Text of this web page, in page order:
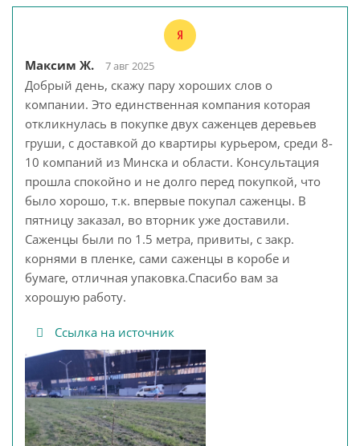
Максим Ж. 7 авг 2025
Добрый день, скажу пару хороших слов о
компании. Это единственная компания которая
откликнулась в покупке двух саженцев деревьев
груши, с доставкой до квартиры курьером, среди 8-
10 компаний из Минска и области. Консультация
прошла спокойно и не долго перед покупкой, что
было хорошо, т.к. впервые покупал саженцы. В
пятницу заказал, во вторник уже доставили.
Саженцы были по 1.5 метра, привиты, с закр.
корнями в пленке, сами саженцы в коробе и
бумаге, отличная упаковка.Спасибо вам за
хорошую работу.
Ссылка на источник